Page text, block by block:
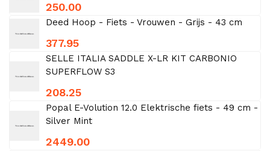
250.00
Deed Hoop - Fiets - Vrouwen - Grijs - 43 cm
377.95
SELLE ITALIA SADDLE X-LR KIT CARBONIO
SUPERFLOW S3
208.25
Popal E-Volution 12.0 Elektrische fiets - 49 cm -
Silver Mint
2449.00